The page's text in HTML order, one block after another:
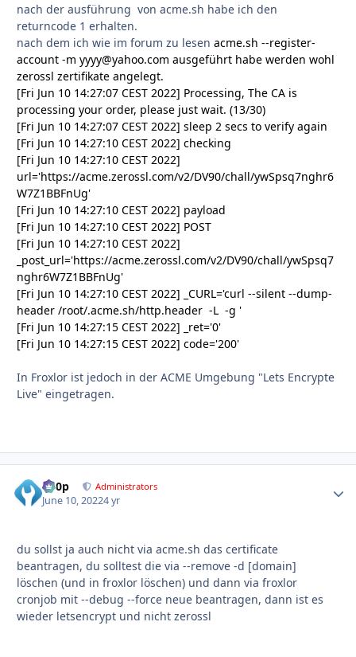
nach der ausführung von acme.sh habe ich den
returncode 1 erhalten.
nach dem ich wie im forum zu lesen acme.sh --register-
account -m yyyy@yahoo.com ausgeführt habe werden wohl
zerossl zertifikate angelegt.
[Fri Jun 10 14:27:07 CEST 2022] Processing, The CA is
processing your order, please just wait. (13/30)
[Fri Jun 10 14:27:07 CEST 2022] sleep 2 secs to verify again
[Fri Jun 10 14:27:10 CEST 2022] checking
[Fri Jun 10 14:27:10 CEST 2022]
url='https://acme.zerossl.com/v2/DV90/chall/ywSpsq7nghr6
W7Z1BBFnUg'
[Fri Jun 10 14:27:10 CEST 2022] payload
[Fri Jun 10 14:27:10 CEST 2022] POST
[Fri Jun 10 14:27:10 CEST 2022]
_post_url='https://acme.zerossl.com/v2/DV90/chall/ywSpsq7
nghr6W7Z1BBFnUg'
[Fri Jun 10 14:27:10 CEST 2022] _CURL='curl --silent --dump-
header /root/.acme.sh/http.header -L -g '
[Fri Jun 10 14:27:15 CEST 2022] _ret='0'
[Fri Jun 10 14:27:15 CEST 2022] code='200'
In Froxlor ist jedoch in der ACME Umgebung "Lets Encrypte
Live" eingetragen.
d00p Administrators
June 10, 20224 yr
du sollst ja auch nicht via acme.sh das certificate
beantragen, du solltest die via --remove -d [domain]
löschen (und in froxlor löschen) und dann via froxlor
cronjob mit --debug --force neue beantragen, dann ist es
wieder letsencrypt und nicht zerossl